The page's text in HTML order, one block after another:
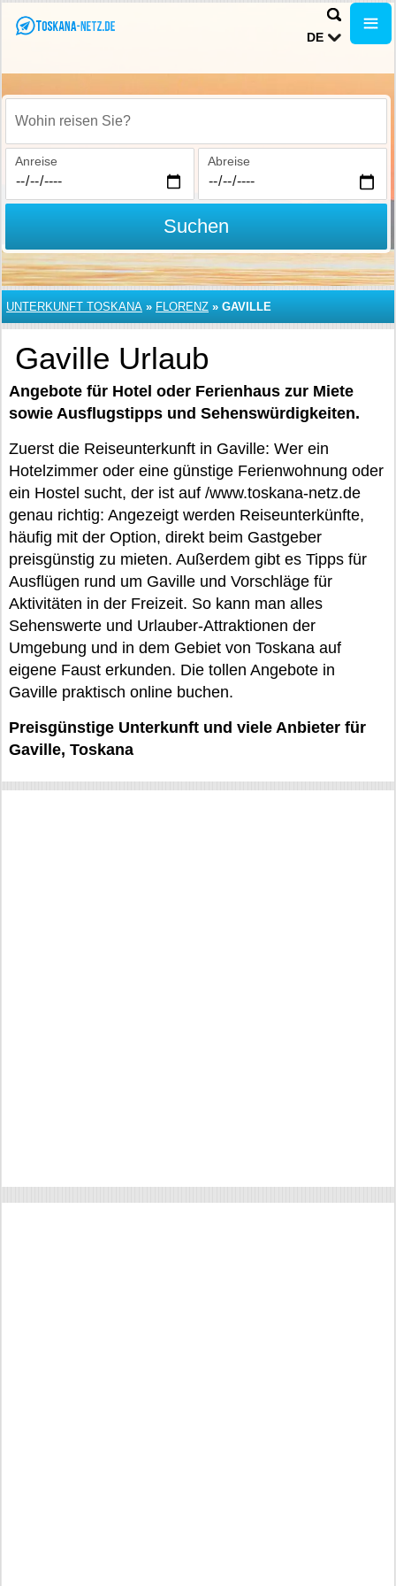
DE
Wohin reisen Sie?
Anreise Abreise
Suchen
UNTERKUNFT TOSKANA » FLORENZ » GAVILLE
Gaville Urlaub
Angebote für Hotel oder Ferienhaus zur Miete
sowie Ausflugstipps und Sehenswürdigkeiten.
Zuerst die Reiseunterkunft in Gaville: Wer ein
Hotelzimmer oder eine günstige Ferienwohnung oder
ein Hostel sucht, der ist auf /www.toskana-netz.de
genau richtig: Angezeigt werden Reiseunterkünfte,
häufig mit der Option, direkt beim Gastgeber
preisgünstig zu mieten. Außerdem gibt es Tipps für
Ausflügen rund um Gaville und Vorschläge für
Aktivitäten in der Freizeit. So kann man alles
Sehenswerte und Urlauber-Attraktionen der
Umgebung und in dem Gebiet von Toskana auf
eigene Faust erkunden. Die tollen Angebote in
Gaville praktisch online buchen.
Preisgünstige Unterkunft und viele Anbieter für
Gaville, Toskana